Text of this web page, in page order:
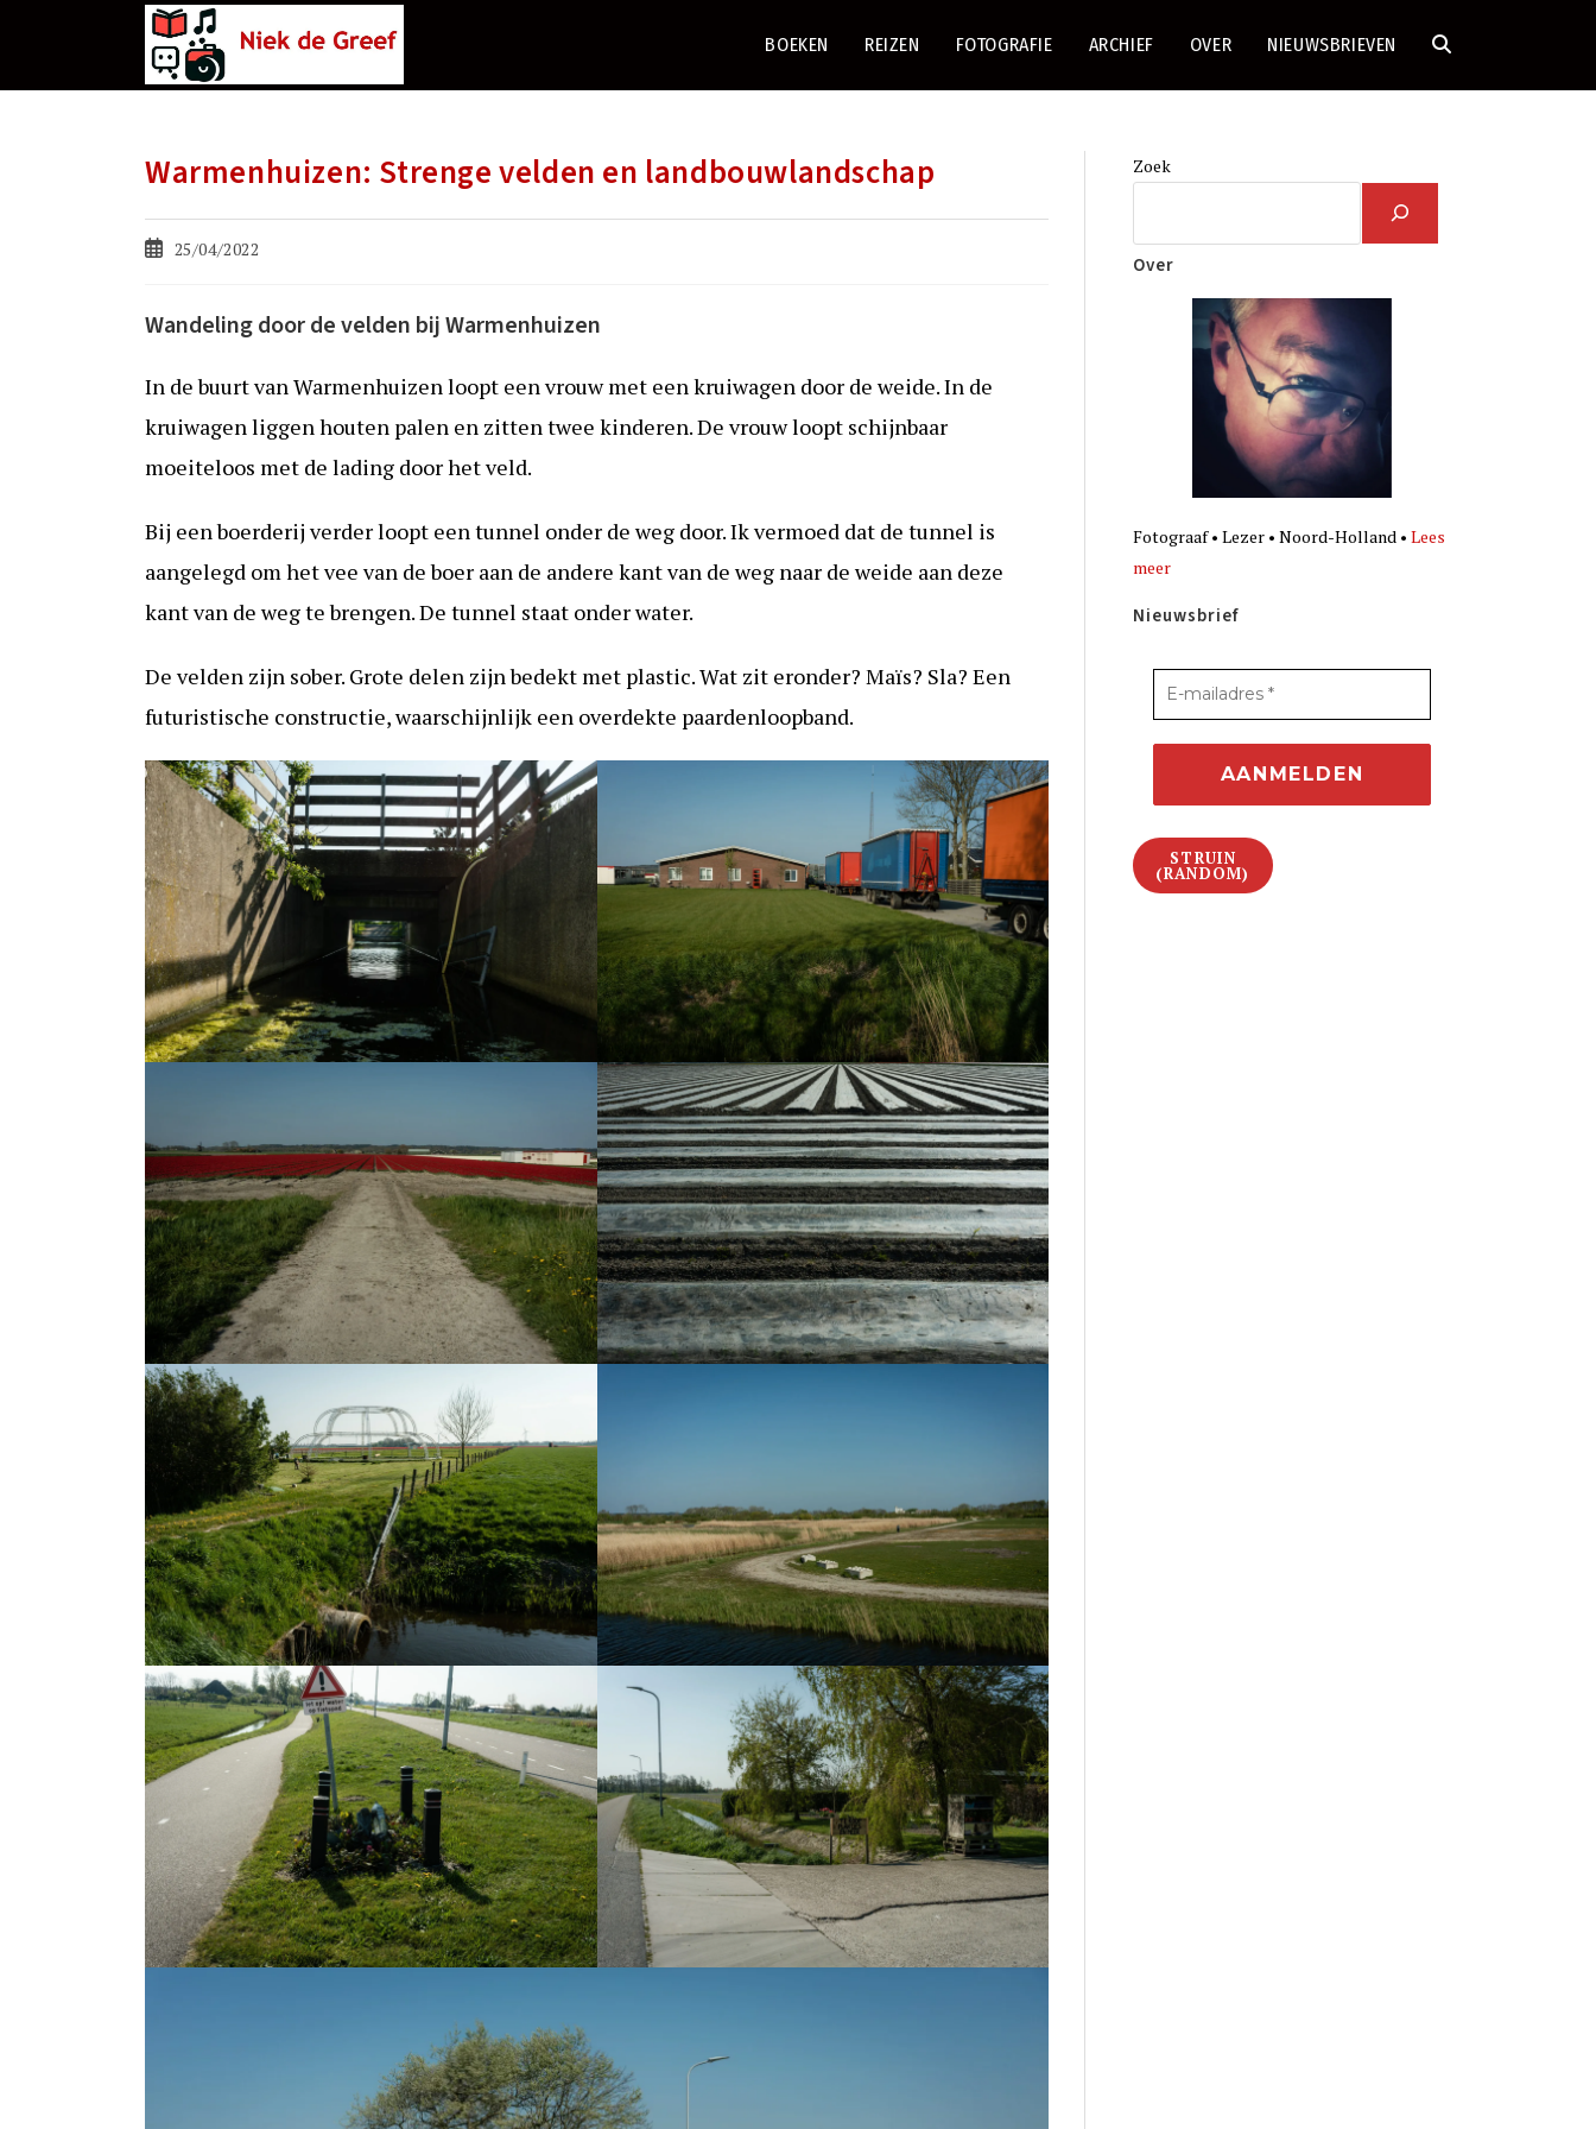
BOEKEN REIZEN FOTOGRAFIE ARCHIEF OVER NIEUWSBRIEVEN TOGGLE
Warmenhuizen: Strenge velden en landbouwlandschap
Bericht25/04/2022
Wandeling door de velden bij Warmenhuizen
In de buurt van Warmenhuizen loopt een vrouw met een kruiwagen door de weide. In de
kruiwagen liggen houten palen en zitten twee kinderen. De vrouw loopt schijnbaar
moeiteloos met de lading door het veld.
Bij een boerderij verder loopt een tunnel onder de weg door. Ik vermoed dat de tunnel is
aangelegd om het vee van de boer aan de andere kant van de weg naar de weide aan deze
kant van de weg te brengen. De tunnel staat onder water.
De velden zijn sober. Grote delen zijn bedekt met plastic. Wat zit eronder? Maïs? Sla? Een
futuristische constructie, waarschijnlijk een overdekte paardenloopband.
Zoek
Over
Fotograaf • Lezer • Noord-Holland • Lees
meer
Nieuwsbrief
STRUIN
(RANDOM)